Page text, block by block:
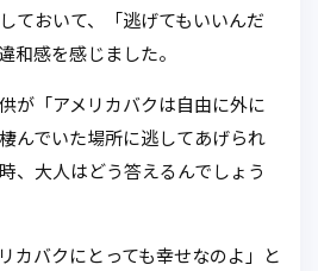
ておいて、「逃げてもいいんだ
和感を感じました。
が「アメリカバクは自由に外に
んでいた場所に逃してあげられ
、大人はどう答えるんでしょう
カバクにとっても幸せなのよ」と